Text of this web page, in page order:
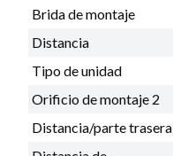
Brida de montaje
Distancia
Tipo de unidad
Orificio de montaje 2
Distancia/parte trasera